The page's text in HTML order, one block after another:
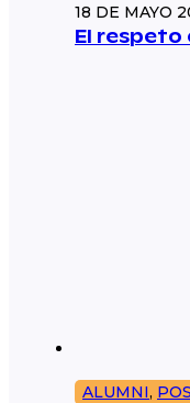
18 DE MAYO
El respeto
ALUMNI,